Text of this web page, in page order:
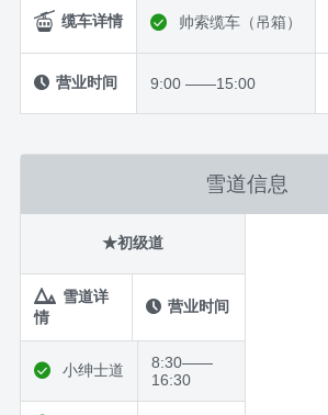
缆车详情 帅索缆车（吊箱）
营业时间 9:00 ——15:00
雪道信息
★初级道
雪道详
情
营业时间
小绅士道
8:30——
16:30